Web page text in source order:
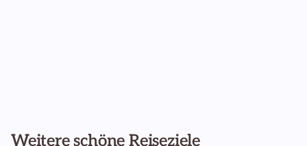
Weitere schöne Reiseziele